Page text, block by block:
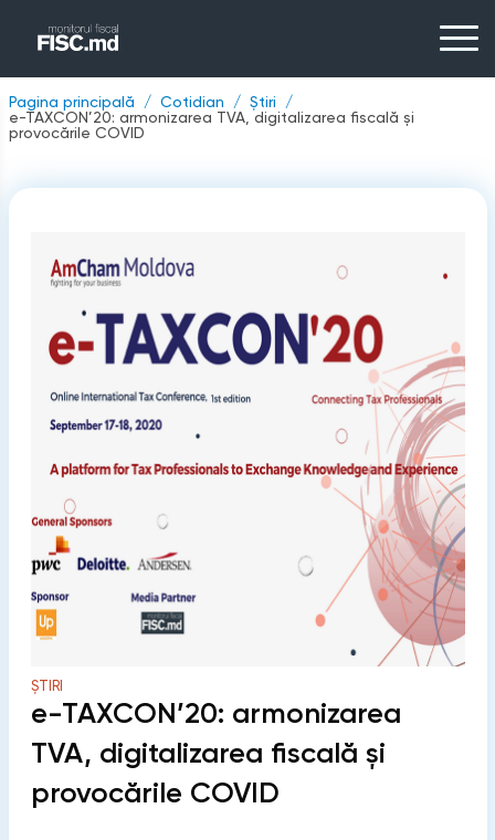
Pagina principală Cotidian
Știri
e-TAXCON’20: armonizarea TVA, digitalizarea fiscală și
provocările COVID
ȘTIRI
e-TAXCON’20: armonizarea
TVA, digitalizarea fiscală și
provocările COVID